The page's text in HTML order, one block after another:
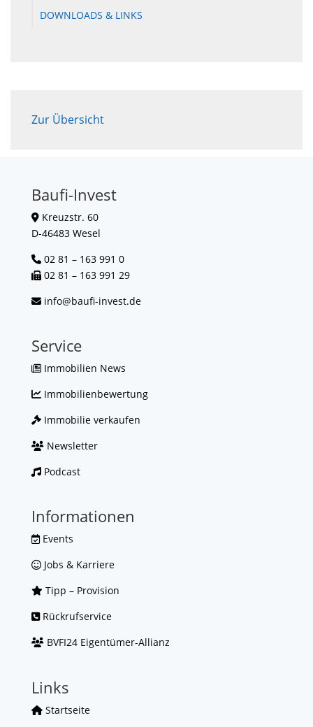
DOWNLOADS & LINKS
Zur Übersicht
Baufi-Invest
Kreuzstr. 60
D-46483 Wesel
02 81 – 163 991 0
02 81 – 163 991 29
info@baufi-invest.de
Service
Immobilien News
Immobilienbewertung
Immobilie verkaufen
Newsletter
Podcast
Informationen
Events
Jobs & Karriere
Tipp – Provision
Rückrufservice
BVFI24 Eigentümer-Allianz
Links
Startseite